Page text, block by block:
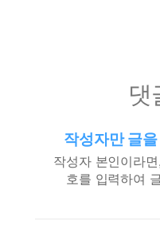
댓
작성자만 글
작성자 본인이라
호를 입력하여